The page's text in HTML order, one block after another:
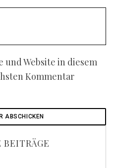
und Website in diesem
Kommentar
BEITRÄGE